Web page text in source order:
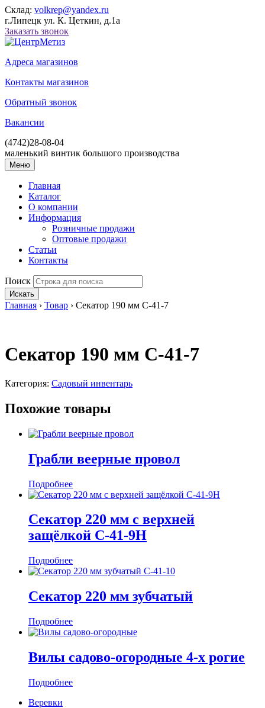
Склад: volkrep@yandex.ru
г.Липецк ул. К. Цеткин, д.1а
Заказать звонок
Адреса магазинов
Контакты магазинов
Обратный звонок
Вакансии
(4742)28-08-04
маленький винтик большого производства
Меню
Главная
Каталог
О компании
Информация
Розничные продажи
Оптовые продажи
Статьи
Контакты
Поиск
Искать
Главная › Товар › Секатор 190 мм С-41-7
Секатор 190 мм С-41-7
Категория: Садовый инвентарь
Похожие товары
Грабли веерные провол
Подробнее
Секатор 220 мм с верхней
защёлкой С-41-9Н
Подробнее
Секатор 220 мм зубчатый
Подробнее
Вилы садово-огородные 4-х рогие
Подробнее
Веревки